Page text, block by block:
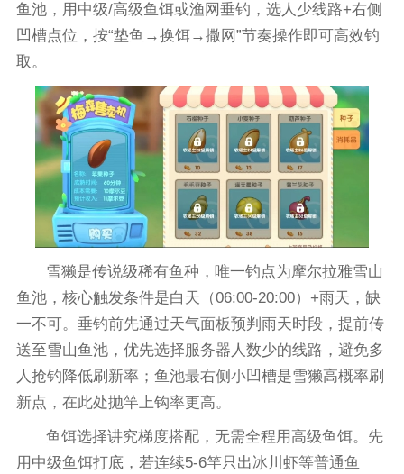
鱼池，用中级/高级鱼饵或渔网垂钓，选人少线路+右侧
凹槽点位，按“垫鱼→换饵→撒网”节奏操作即可高效钓
取。
雪獭是传说级稀有鱼种，唯一钓点为摩尔拉雅雪山
鱼池，核心触发条件是白天（06:00-20:00）+雨天，缺
一不可。垂钓前先通过天气面板预判雨天时段，提前传
送至雪山鱼池，优先选择服务器人数少的线路，避免多
人抢钓降低刷新率；鱼池最右侧小凹槽是雪獭高概率刷
新点，在此处抛竿上钩率更高。
鱼饵选择讲究梯度搭配，无需全程用高级鱼饵。先
用中级鱼饵打底，若连续5-6竿只出冰川虾等普通鱼